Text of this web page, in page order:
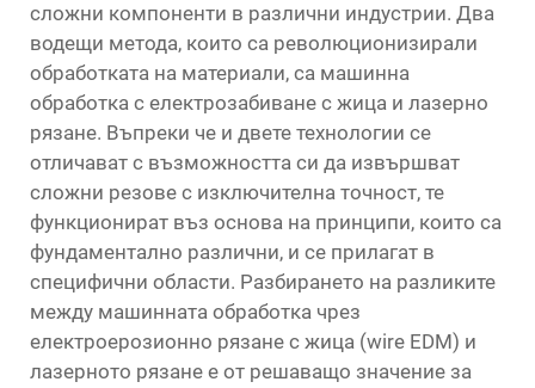
сложни компоненти в различни индустрии. Два
водещи метода, които са революционизирали
обработката на материали, са машинна
обработка с електрозабиване с жица и лазерно
рязане. Въпреки че и двете технологии се
отличават с възможността си да извършват
сложни резове с изключителна точност, те
функционират въз основа на принципи, които са
фундаментално различни, и се прилагат в
специфични области. Разбирането на разликите
между машинната обработка чрез
електроерозионно рязане с жица (wire EDM) и
лазерното рязане е от решаващо значение за